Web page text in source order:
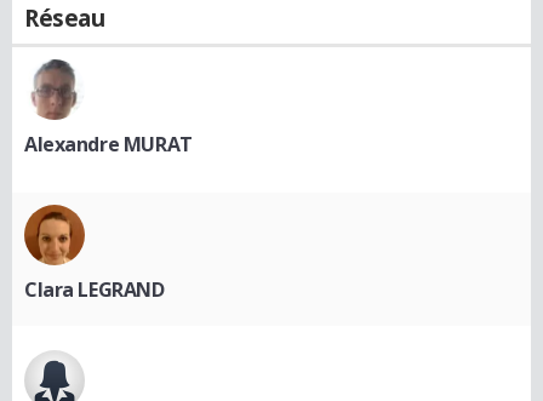
Réseau
Alexandre MURAT
Clara LEGRAND